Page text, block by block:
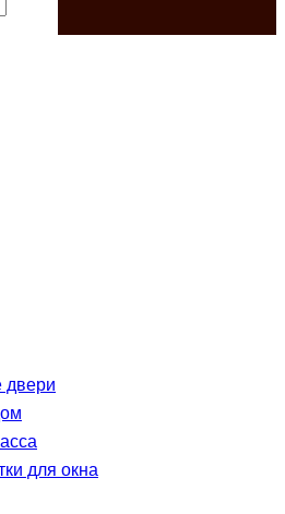
для окна